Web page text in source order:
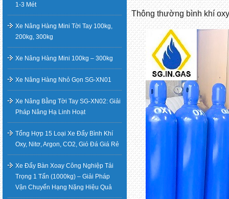
Thông thường bình khí
1-3 Mét
Xe Nâng Hàng Mini Tời Tay 100kg,
200kg, 300kg
Xe Nâng Hàng Mini 100kg – 300kg
Xe Nâng Hàng Nhỏ Gọn SG-XN01
Xe Nâng Bằng Tời Tay SG-XN02: Giải
Pháp Nâng Hạ Linh Hoạt
Tổng Hợp 15 Loại Xe Đẩy Bình Khí
Oxy, Nitơ, Argon, CO2, Gió Đá Giá Rẻ
Xe Đẩy Bàn Xoay Công Nghiệp Tải
Trọng 1 Tấn (1000kg) – Giải Pháp
Vận Chuyển Hạng Nặng Hiệu Quả